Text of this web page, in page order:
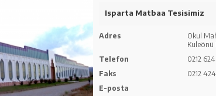
Isparta Matbaa Tesisimiz
Adres
Okul
Kuleönü
Telefon
0212
Faks
0212
E-posta